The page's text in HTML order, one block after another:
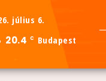
július 6.
20.4 C Budapest